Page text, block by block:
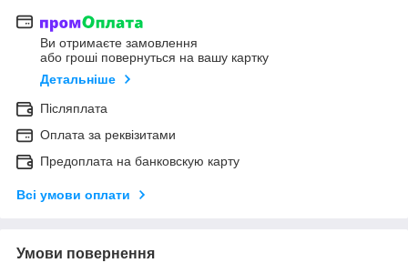
Ви отримаєте замовлення
або гроші повернуться на вашу картку
Детальніше
Післяплата
Оплата за реквізитами
Предоплата на банковскую карту
Всі умови оплати
Умови повернення